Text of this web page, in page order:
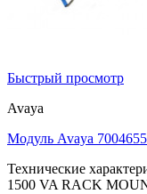
Быстрый просмотр
Avaya
Модуль Avaya
Технические
1500 VA RACK